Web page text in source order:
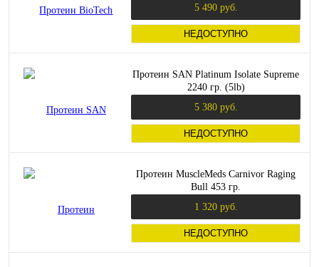
5 490 руб.
НЕДОСТУПНО
Протеин SAN Platinum Isolate Supreme
2240 гр. (5lb)
5 380 руб.
НЕДОСТУПНО
Протеин MuscleMeds Carnivor Raging
Bull 453 гр.
1 320 руб.
НЕДОСТУПНО